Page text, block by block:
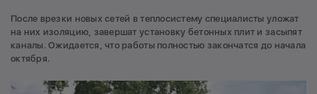
После врезки новых сетей в теплосистему специалисты уложат
на них изоляцию, завершат установку бетонных плит и засыпят
каналы. Ожидается, что работы полностью закончатся до начала
октября.